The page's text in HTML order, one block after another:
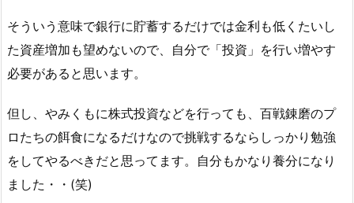
そういう意味で銀行に貯蓄するだけでは金利も低くたいし
た資産増加も望めないので、自分で「投資」を行い増やす
必要があると思います。
但し、やみくもに株式投資などを行っても、百戦錬磨のプ
ロたちの餌食になるだけなので挑戦するならしっかり勉強
をしてやるべきだと思ってます。自分もかなり養分になり
ました・・(笑)